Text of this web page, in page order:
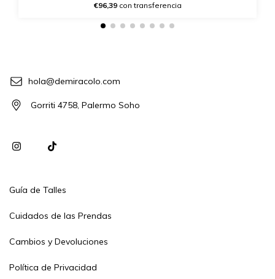
€96,39con transferencia
hola@demiracolo.com
Gorriti 4758, Palermo Soho
Guía de Talles
Cuidados de las Prendas
Cambios y Devoluciones
Política de Privacidad